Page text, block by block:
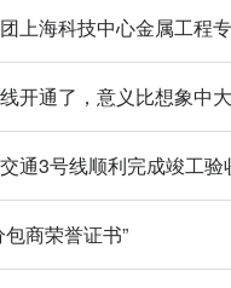
上海科技中心金属工程
开通了，意义比想象中大
通3号线顺利完成竣工验
商荣誉证书”